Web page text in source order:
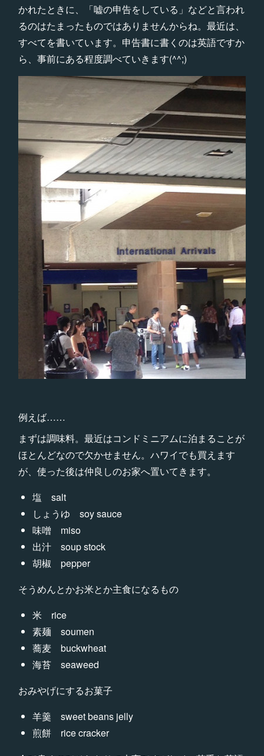
かれたときに、「嘘の申告をしている」などと言われ
るのはたまったものではありませんからね。最近は、
すべてを書いています。申告書に書くのは英語ですか
ら、事前にある程度調べていきます(^^;)
例えば……
まずは調味料。最近はコンドミニアムに泊まることが
ほとんどなので欠かせません。ハワイでも買えます
が、使った後は仲良しのお家へ置いてきます。
塩 salt
しょうゆ soy sauce
味噌 miso
出汁 soup stock
胡椒 pepper
そうめんとかお米とか主食になるもの
米 rice
素麺 soumen
蕎麦 buckwheat
海苔 seaweed
おみやげにするお菓子
羊羹 sweet beans jelly
煎餅 rice cracker